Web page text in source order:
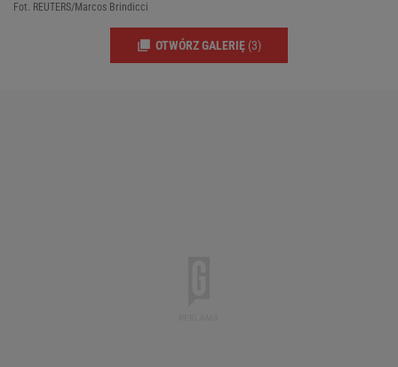
Fot. REUTERS/Marcos Brindicci
OTWÓRZ GALERIĘ (3)